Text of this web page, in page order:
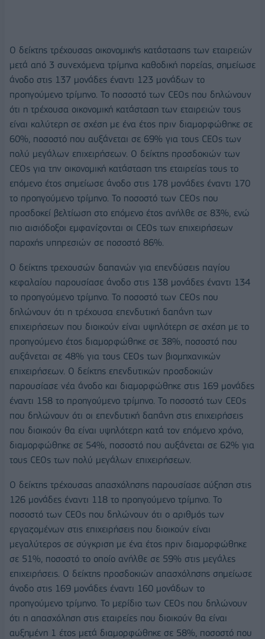
Ο δείκτης τρέχουσας οικονομικής κατάστασης των εταιρειών
μετά από 3 συνεχόμενα τρίμηνα καθοδική πορείας, σημείωσε
άνοδο στις 137 μονάδες έναντι 123 μονάδων το
προηγούμενο τρίμηνο. Το ποσοστό των CEOs που δηλώνουν
ότι η τρέχουσα οικονομική κατάσταση των εταιρειών τους
είναι καλύτερη σε σχέση με ένα έτος πριν διαμορφώθηκε σε
60%, ποσοστό που αυξάνεται σε 69% για τους CEOs των
πολύ μεγάλων επιχειρήσεων. Ο δείκτης προσδοκιών των
CEOs για την οικονομική κατάσταση της εταιρείας τους το
επόμενο έτος σημείωσε άνοδο στις 178 μονάδες έναντι 170
το προηγούμενο τρίμηνο. Το ποσοστό των CEOs που
προσδοκεί βελτίωση στο επόμενο έτος ανήλθε σε 83%, ενώ
πιο αισιόδοξοι εμφανίζονται οι CEOs των επιχειρήσεων
παροχής υπηρεσιών σε ποσοστό 86%.
Ο δείκτης τρεχουσών δαπανών για επενδύσεις παγίου
κεφαλαίου παρουσίασε άνοδο στις 138 μονάδες έναντι 134
το προηγούμενο τρίμηνο. Το ποσοστό των CEOs που
δηλώνουν ότι η τρέχουσα επενδυτική δαπάνη των
επιχειρήσεων που διοικούν είναι υψηλότερη σε σχέση με το
προηγούμενο έτος διαμορφώθηκε σε 38%, ποσοστό που
αυξάνεται σε 48% για τους CEOs των βιομηχανικών
επιχειρήσεων. Ο δείκτης επενδυτικών προσδοκιών
παρουσίασε νέα άνοδο και διαμορφώθηκε στις 169 μονάδες
έναντι 158 το προηγούμενο τρίμηνο. Το ποσοστό των CEOs
που δηλώνουν ότι οι επενδυτική δαπάνη στις επιχειρήσεις
που διοικούν θα είναι υψηλότερη κατά τον επόμενο χρόνο,
διαμορφώθηκε σε 54%, ποσοστό που αυξάνεται σε 62% για
τους CEOs των πολύ μεγάλων επιχειρήσεων.
Ο δείκτης τρέχουσας απασχόλησης παρουσίασε αύξηση στις
126 μονάδες έναντι 118 το προηγούμενο τρίμηνο. Το
ποσοστό των CEOs που δηλώνουν ότι ο αριθμός των
εργαζομένων στις επιχειρήσεις που διοικούν είναι
μεγαλύτερος σε σύγκριση με ένα έτος πριν διαμορφώθηκε
σε 51%, ποσοστό το οποίο ανήλθε σε 59% στις μεγάλες
επιχειρήσεις. Ο δείκτης προσδοκιών απασχόλησης σημείωσε
άνοδο στις 169 μονάδες έναντι 160 μονάδων το
προηγούμενο τρίμηνο. Το μερίδιο των CEOs που δηλώνουν
ότι η απασχόληση στις εταιρείες που διοικούν θα είναι
αυξημένη 1 έτος μετά διαμορφώθηκε σε 58%, ποσοστό που